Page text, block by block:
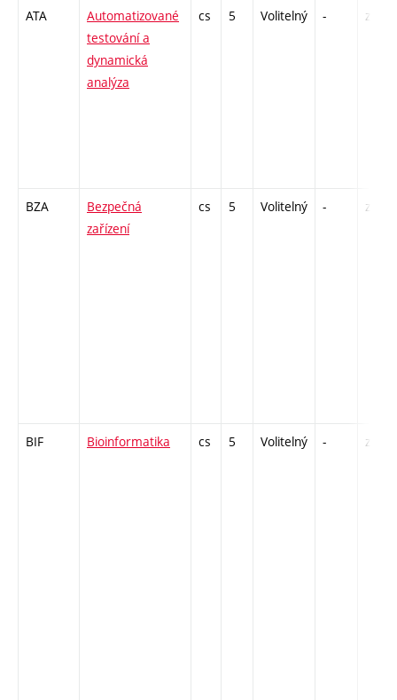
ATA
Automatizované
testování a
dynamická
analýza
cs 5 Volitelný - zk
BZA
Bezpečná
zařízení
cs 5 Volitelný - zk
BIF Bioinformatika cs 5 Volitelný - zk